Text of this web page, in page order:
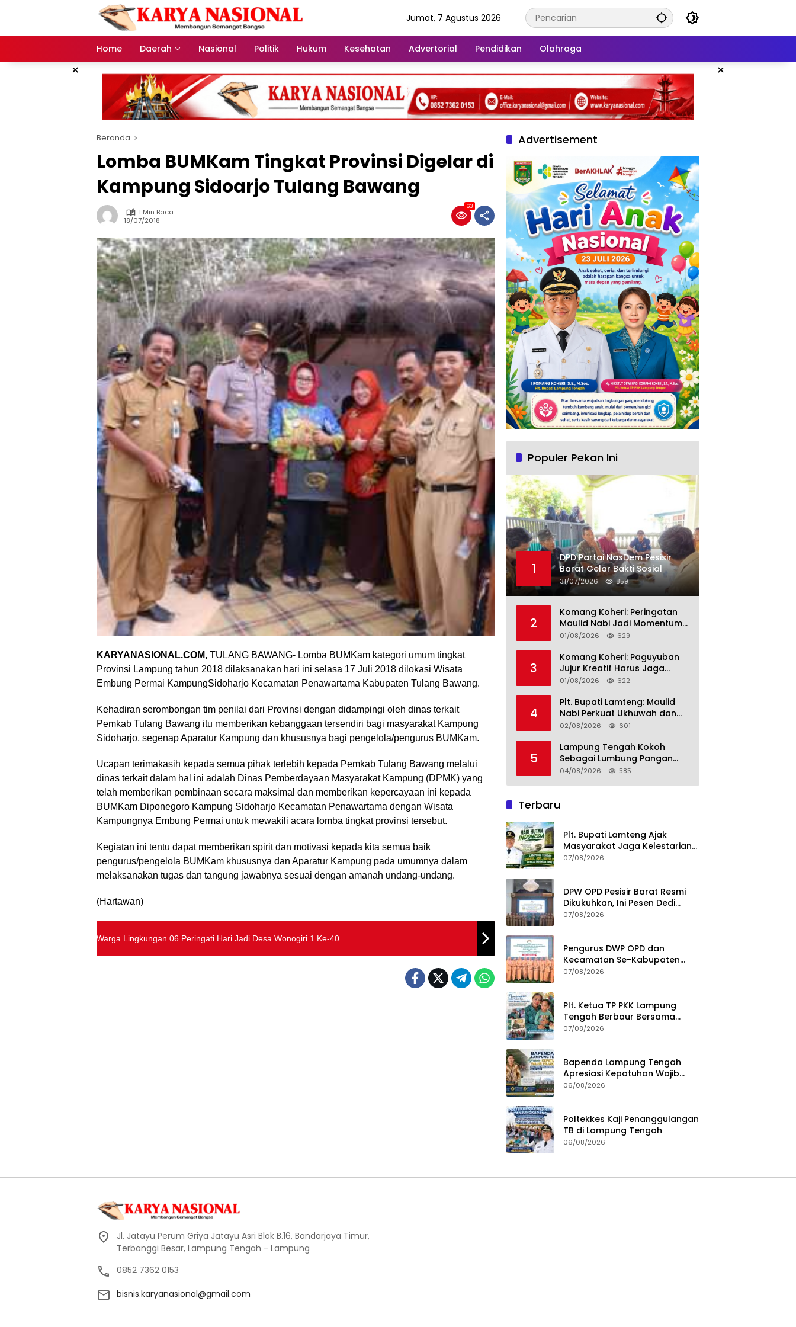
Jumat, 7 Agustus 2026
Home Daerah Nasional Politik Hukum Kesehatan Advertorial Pendidikan Olahraga
× ×
Beranda
Lomba BUMKam Tingkat Provinsi Digelar di
Kampung Sidoarjo Tulang Bawang
1 Min Baca
18/07/2018
63
KARYANASIONAL.COM, TULANG BAWANG- Lomba BUMKam kategori umum tingkat
Provinsi Lampung tahun 2018 dilaksanakan hari ini selasa 17 Juli 2018 dilokasi Wisata
Embung Permai KampungSidoharjo Kecamatan Penawartama Kabupaten Tulang Bawang.
Kehadiran serombongan tim penilai dari Provinsi dengan didampingi oleh dinas terkait
Pemkab Tulang Bawang itu memberikan kebanggaan tersendiri bagi masyarakat Kampung
Sidoharjo, segenap Aparatur Kampung dan khususnya bagi pengelola/pengurus BUMKam.
Ucapan terimakasih kepada semua pihak terlebih kepada Pemkab Tulang Bawang melalui
dinas terkait dalam hal ini adalah Dinas Pemberdayaan Masyarakat Kampung (DPMK) yang
telah memberikan pembinaan secara maksimal dan memberikan kepercayaan ini kepada
BUMKam Diponegoro Kampung Sidoharjo Kecamatan Penawartama dengan Wisata
Kampungnya Embung Permai untuk mewakili acara lomba tingkat provinsi tersebut.
Kegiatan ini tentu dapat memberikan spirit dan motivasi kepada kita semua baik
pengurus/pengelola BUMKam khususnya dan Aparatur Kampung pada umumnya dalam
melaksanakan tugas dan tangung jawabnya sesuai dengan amanah undang-undang.
(Hartawan)
Warga Lingkungan 06 Peringati Hari Jadi Desa Wonogiri 1 Ke-40
Advertisement
Populer Pekan Ini
1
DPD Partai NasDem Pesisir
Barat Gelar Bakti Sosial
31/07/2026 859
2
Komang Koheri: Peringatan
Maulid Nabi Jadi Momentum
Perkuat Ukhuwah Umat di
01/08/2026 629
3
Komang Koheri: Paguyuban
Jujur Kreatif Harus Jaga
Persatuan untuk Kemajuan
01/08/2026 622
4
Plt. Bupati Lamteng: Maulid
Nabi Perkuat Ukhuwah dan
Jaga Kerukunan Umat
02/08/2026 601
5
Lampung Tengah Kokoh
Sebagai Lumbung Pangan
dan Kekuatan Perkebunan
Fondasi Menuju Indonesia
04/08/2026 585
Terbaru
Plt. Bupati Lamteng Ajak
Masyarakat Jaga Kelestarian
Alam pada Peringatan Hari
07/08/2026
DPW OPD Pesisir Barat Resmi
Dikukuhkan, Ini Pesen Dedi
Irawan
07/08/2026
Pengurus DWP OPD dan
Kecamatan Se-Kabupaten
Pesisir Barat Resmi Dikukuhkan
07/08/2026
Plt. Ketua TP PKK Lampung
Tengah Berbaur Bersama
Anak-anak di PT GGP
07/08/2026
Bapenda Lampung Tengah
Apresiasi Kepatuhan Wajib
Pajak, Siapkan Pengawasan
06/08/2026
Poltekkes Kaji Penanggulangan
TB di Lampung Tengah
06/08/2026
Jl. Jatayu Perum Griya Jatayu Asri Blok B.16, Bandarjaya Timur,
Terbanggi Besar, Lampung Tengah - Lampung
0852 7362 0153
bisnis.karyanasional@gmail.com